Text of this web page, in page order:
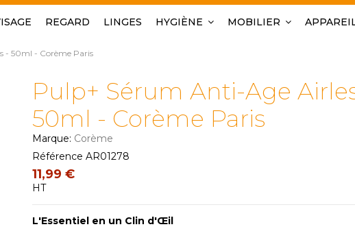
REGARD LINGES HYGIÈNE MOBILIER
- 50ml - Corème Paris
Pulp+ Sérum Anti-Age
50ml - Corème Paris
Marque: Corème
Référence AR01278
11,99 €
HT
L'Essentiel en un Clin d'Œil